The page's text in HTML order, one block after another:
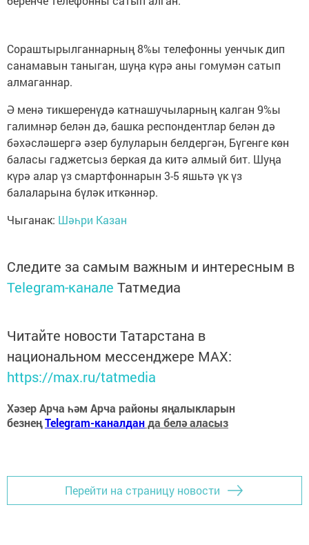
Сораштырылганнарның 8%ы телефонны уенчык дип
санамавын таныган, шуңа күрә аны гомумән сатып
алмаганнар.
Ә менә тикшеренүдә катнашучыларның калган 9%ы
галимнәр белән дә, башка респондентлар белән дә
бәхәсләшергә әзер булуларын белдергән, Бүгенге көн
баласы гаджетсыз беркая да китә алмый бит. Шуңа
күрә алар үз смартфоннарын 3-5 яшьтә үк үз
балаларына бүләк иткәннәр.
Чыганак: Шәһри Казан
Следите за самым важным и интересным в
Telegram-канале Татмедиа
Читайте новости Татарстана в
национальном мессенджере MАХ:
https://max.ru/tatmedia
Хәзер Арча һәм Арча районы яңалыкларын
безнеңTelegram-каналданда белә аласыз
Перейти на страницу новости